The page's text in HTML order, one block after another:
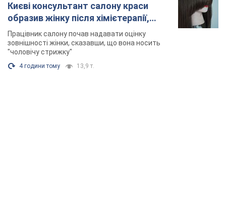
Києві консультант салону краси
образив жінку після хімієтерапії,
розгорівся скандал. Фото
Працівник салону почав надавати оцінку
зовнішності жінки, сказавши, що вона носить
"чоловічу стрижку"
4 години тому 13,9 т.